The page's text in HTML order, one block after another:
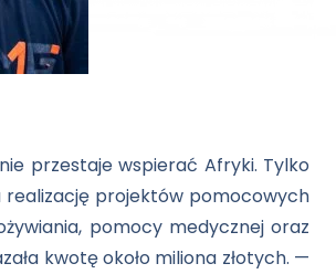
przestaje wspierać Afryki. Tylko
realizację projektów pomocowych
pomocy medycznej oraz
kwotę około miliona złotych. —